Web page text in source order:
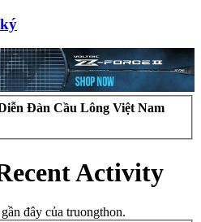
Đàn Cầu Lông Việt Nam
Activity
đây của truongthon.